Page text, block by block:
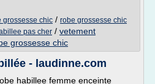
grossesse chic / robe grossesse chic
pas cher / vetement
grossesse chic
- laudinne.com
habillee femme enceinte